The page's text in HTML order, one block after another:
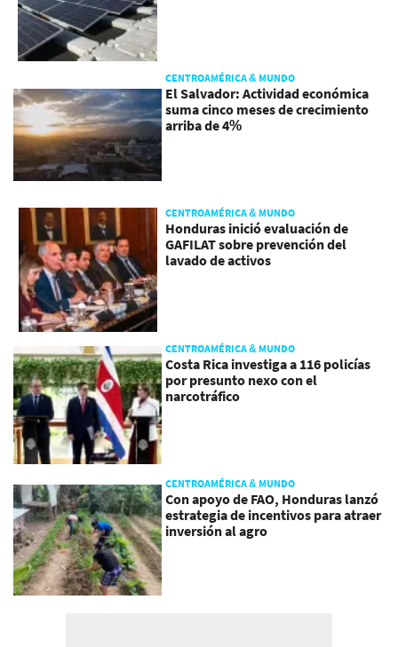
CENTROAMÉRICA & MUNDO
El Salvador: Actividad económica
suma cinco meses de crecimiento
arriba de 4%
CENTROAMÉRICA & MUNDO
Honduras inició evaluación de
GAFILAT sobre prevención del
lavado de activos
CENTROAMÉRICA & MUNDO
Costa Rica investiga a 116 policías
por presunto nexo con el
narcotráfico
CENTROAMÉRICA & MUNDO
Con apoyo de FAO, Honduras lanzó
estrategia de incentivos para atraer
inversión al agro